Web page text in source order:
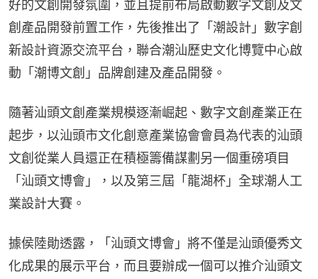
好的文創開發氛圍，並且提前布局啟動數字文創及文
創產品開發前置工作，先後推出了「潮設計」數字創
新設計資源交流平台，聯合潮汕歷史文化博覽中心啟
動「潮博文創」品牌創建及產品開發。
隨著汕頭文創產業規模逐漸崛起、數字文創產業正在
起步，以汕頭市文化創意產業協會會員為代表的汕頭
文創從業人員還正在積極籌備謀劃另一個重磅項目
「汕頭文博會」，以及第三屆「龍湖杯」全球潮人工
業設計大賽。
據侯陸勛透露，「汕頭文博會」將不僅是汕頭優秀文
化成果的展示平台，而且要辦成一個可以推介汕頭文